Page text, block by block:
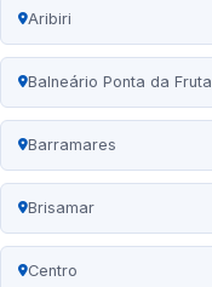
Aribiri
Balneário Ponta da Fruta
Barramares
Brisamar
Centro